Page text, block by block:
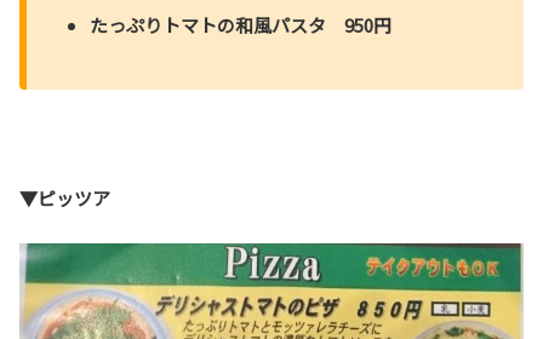
たっぷりトマトの和風パスタ 950円
▼ピッツア